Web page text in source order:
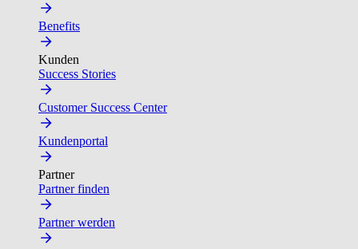
Benefits
Kunden
Success Stories
Customer Success Center
Kundenportal
Partner
Partner finden
Partner werden